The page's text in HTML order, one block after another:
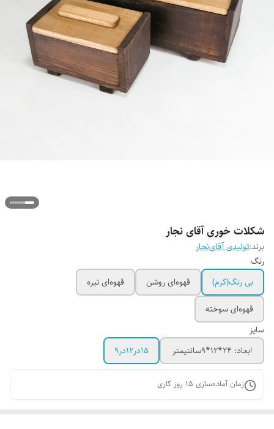
شکلات خوری آقای نجار
برند:تولیدی آقای‌نجار
رنگ
بی رنگ(کرم)
قهوه‌ای روشن
قهوه‌ای تیره
قهوه‌ای سوخته
سایز
ابعاد: 24*12*۹سانتیمتر
۱۵در۱۲در۹
زمان آماده‌سازی 15 روز کاری